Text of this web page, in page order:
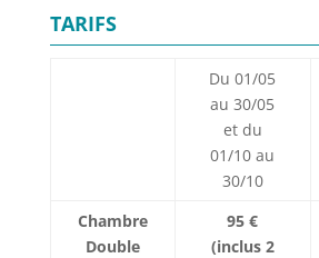
TARIFS
Du 01/05
au 30/05
et du
01/10 au
30/10
Chambre
Double
95 €
(inclus 2